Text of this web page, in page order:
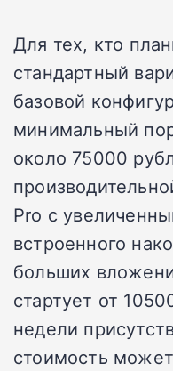
Для тех, кто
стандартный
базовой
минимальный
около 75000
Pro с
встроенного
больших
стартует от
недели
стоимость